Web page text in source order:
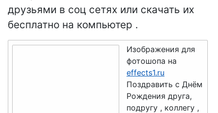
День
гендиректо
ра
флористики
шахмат
работников
морского и
День
День
поэзии
День
таксиста
друзьями в соц сетях или скачать их
бесплатно на компьютер .
Изображения для
фотошопа на
effects1.ru
Поздравить с Днём
Рождения друга,
подругу , коллегу ,